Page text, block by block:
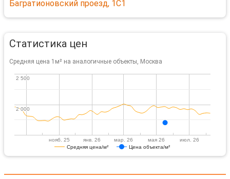
Багратионовский проезд, 1С1
Статистика цен
Средняя цена 1м² на аналогичные объекты, Москва
Средняя цена/м² Цена объекта/м²
нояб. 25 янв. 26 мар. 26 мая 26 июл. 26
2 000
2 000
2 500
2 500